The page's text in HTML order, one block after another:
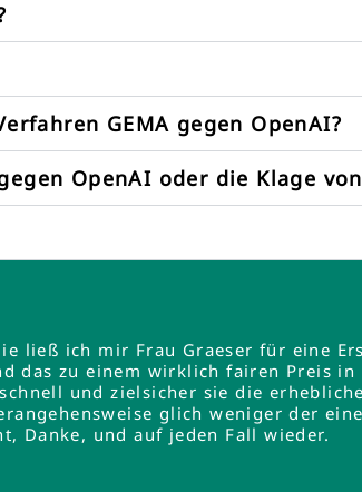
GEMA gegen OpenAI?
OpenAI oder die Klage
ließ ich mir Frau Graeser für eine
das zu einem wirklich fairen Preis
und zielsicher sie die
glich weniger der
Danke, und auf jeden Fall wieder.